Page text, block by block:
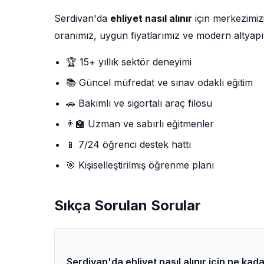
Serdivan'da ehliyet nasıl alınır için
oranımız, uygun fiyatlarımız ve modern
🏆 15+ yıllık sektör deneyimi
📚 Güncel müfredat ve sınav odaklı eğitim
🚗 Bakımlı ve sigortalı araç filosu
👨‍🏫 Uzman ve sabırlı eğitmenler
📱 7/24 öğrenci destek hattı
🎯 Kişiselleştirilmiş öğrenme planı
Sıkça Sorulan Sorular
Serdivan'da ehliyet nasıl alınır için ne